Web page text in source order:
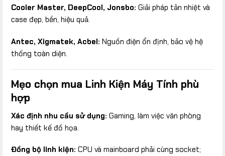
Cooler Master, DeepCool, Jonsbo: Giải pháp tản nhiệt và
case đẹp, bền, hiệu quả.
Antec, Xigmatek, Acbel: Nguồn điện ổn định, bảo vệ hệ
thống toàn diện.
Mẹo chọn mua Linh Kiện Máy Tính phù
hợp
Xác định nhu cầu sử dụng: Gaming, làm việc văn phòng
hay thiết kế đồ họa.
Đồng bộ linh kiện: CPU và mainboard phải cùng socket;